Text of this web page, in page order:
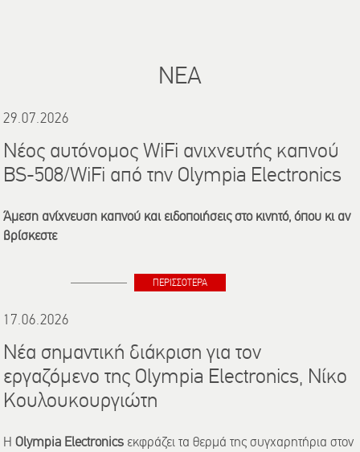
ΝΕΑ
29.07.2026
Νέος αυτόνομος WiFi ανιχνευτής καπνού
BS-508/WiFi από την Olympia Electronics
Άμεση ανίχνευση καπνού και ειδοποιήσεις στο κινητό, όπου κι αν
βρίσκεστε
ΠΕΡΙΣΣΟΤΕΡΑ
17.06.2026
Νέα σημαντική διάκριση για τον
εργαζόμενο της Olympia Electronics, Νίκο
Κουλουκουργιώτη
ΗOlympia Electronics εκφράζει τα θερμά της συγχαρητήρια στον